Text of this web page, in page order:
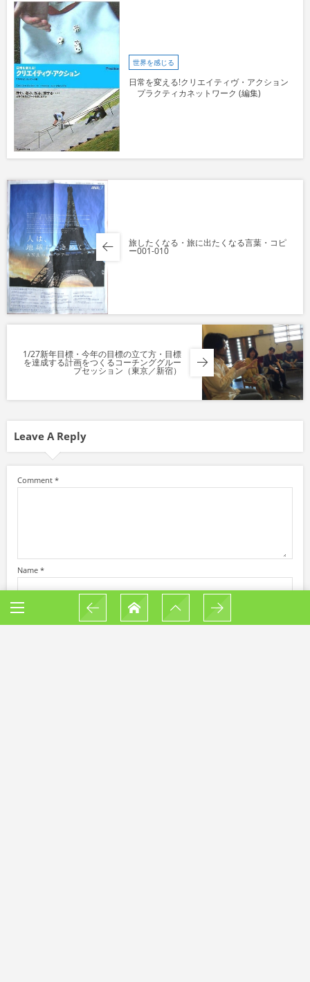
世界を感じる
日常を変える!クリエイティヴ・アクション
プラクティカネットワーク (編集)
旅したくなる・旅に出たくなる言葉・コピ
ー001-010
1/27新年目標・今年の目標の立て方・目標
を達成する計画をつくるコーチンググルー
プセッション（東京／新宿）
Leave A Reply
Comment *
Name *
E-mail (公開されません)